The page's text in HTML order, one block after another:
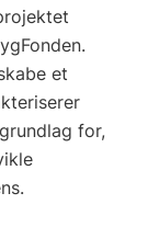
et
for,